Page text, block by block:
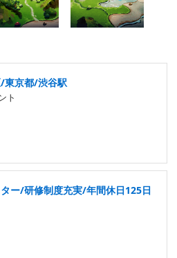
東京都/渋谷駅
ト
ー/研修制度充実/年間休日125日